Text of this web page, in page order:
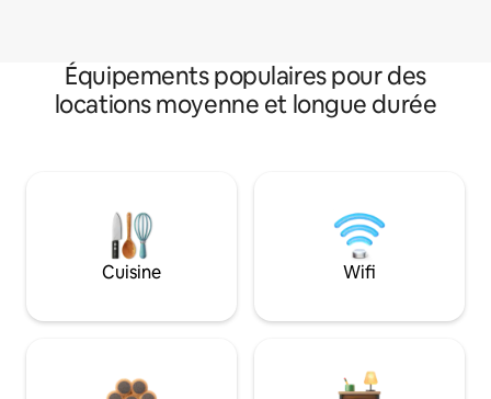
Équipements populaires pour des
locations moyenne et longue durée
Cuisine Wifi